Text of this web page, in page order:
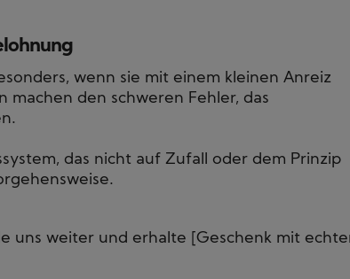
wenn sie mit einem kleinen Anreiz
den schweren Fehler, das
das nicht auf Zufall oder dem Prinzip
uns weiter und erhalte [Geschenk mit